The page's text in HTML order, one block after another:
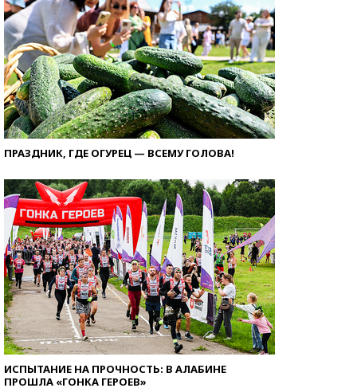
ПРАЗДНИК, ГДЕ ОГУРЕЦ — ВСЕМУ ГОЛОВА!
ИСПЫТАНИЕ НА ПРОЧНОСТЬ: В АЛАБИНЕ
ПРОШЛА «ГОНКА ГЕРОЕВ»